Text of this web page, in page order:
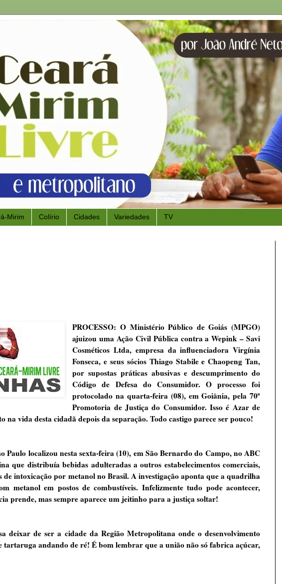
Mirim Colírio Cidades Variedades TV
PROCESSO: O Ministério Público de Goiás (MPGO)
ajuizou uma Ação Civil Pública contra a Wepink – Savi
Cosméticos Ltda, empresa da influenciadora Virgínia
Fonseca, e seus sócios Thiago Stabile e Chaopeng Tan,
por supostas práticas abusivas e descumprimento do
Código de Defesa do Consumidor. O processo foi
protocolado na quarta-feira (08), em Goiânia, pela 70ª
Promotoria de Justiça do Consumidor. Isso é Azar de
na vida desta cidadã depois da separação. Todo castigo parece ser pouco!
Paulo localizou nesta sexta-feira (10), em São Bernardo do Campo, no ABC
que distribuía bebidas adulteradas a outros estabelecimentos comerciais,
de intoxicação por metanol no Brasil. A investigação aponta que a quadrilha
metanol em postos de combustíveis. Infelizmente tudo pode acontecer,
prende, mas sempre aparece um jeitinho para a justiça soltar!
deixar de ser a cidade da Região Metropolitana onde o desenvolvimento
tartaruga andando de ré! É bom lembrar que a união não só fabrica açúcar,